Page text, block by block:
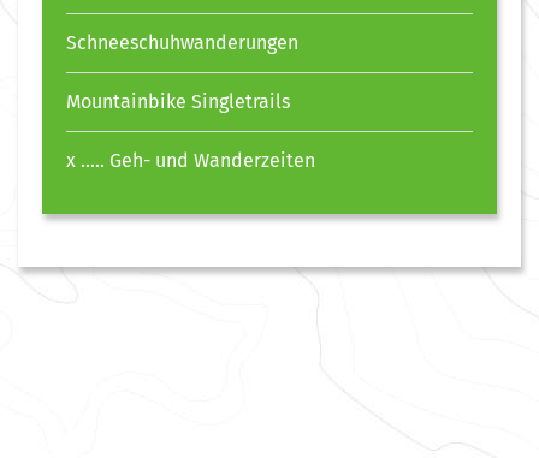
Schneeschuhwanderungen
Mountainbike Singletrails
x ….. Geh- und Wanderzeiten